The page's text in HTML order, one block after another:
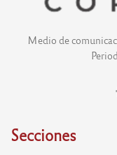
Medio de
Secciones